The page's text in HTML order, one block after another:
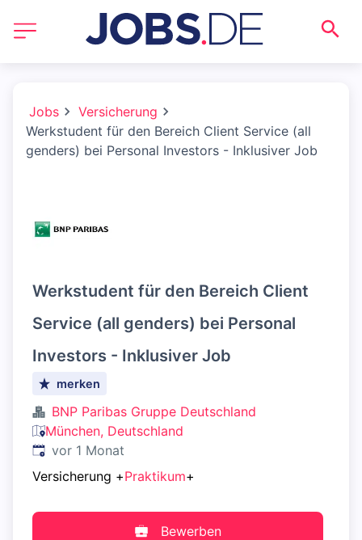
Jobs
Versicherung
Werkstudent für den Bereich Client Service (all
genders) bei Personal Investors - Inklusiver Job
Werkstudent für den Bereich Client
Service (all genders) bei Personal
Investors - Inklusiver Job
merken
BNP Paribas Gruppe Deutschland
München, Deutschland
Veröffentlicht:
vor 1 Monat
Versicherung +Praktikum+
Bewerben